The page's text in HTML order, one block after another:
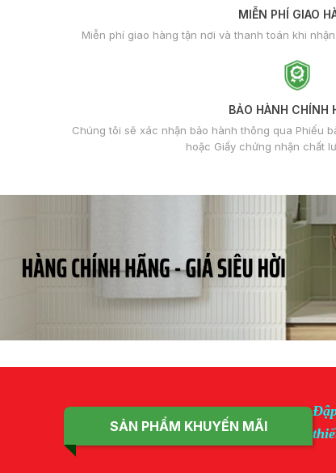
MIỄN PHÍ GIAO
Miễn phí giao hàng tận nơi và thanh toán khi
BẢO HÀNH CHÍNH
Chúng tôi sẽ xác nhận bảo hành thông qua Phiếu
hoặc Giấy chứng nhận chất
SẢN PHẨM KHUYẾN MÃI